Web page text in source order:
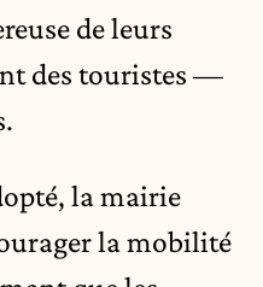
de leurs
des touristes —
la mairie
la mobilité